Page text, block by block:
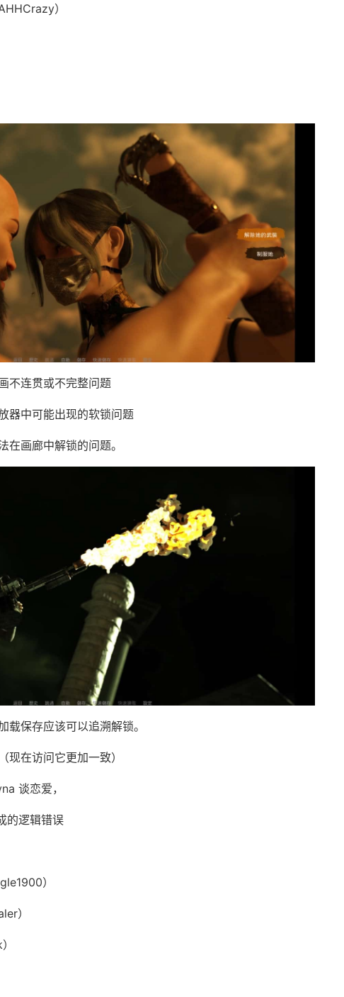
）
不连贯或不完整问题
器中可能出现的软锁问题
在画廊中解锁的问题。
保存应该可以追溯解锁。
现在访问它更加一致）
谈恋爱，
的逻辑错误
）
）